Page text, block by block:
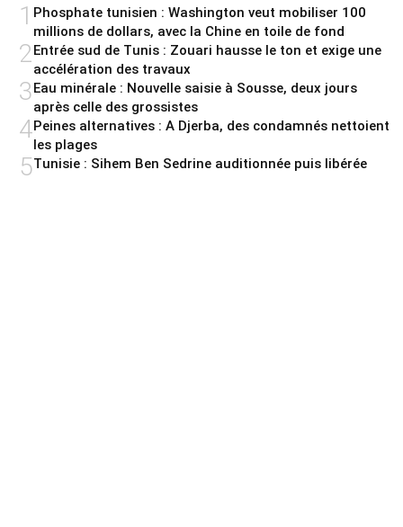
1 Phosphate tunisien : Washington veut mobiliser 100
millions de dollars, avec la Chine en toile de fond
2 Entrée sud de Tunis : Zouari hausse le ton et exige une
accélération des travaux
3 Eau minérale : Nouvelle saisie à Sousse, deux jours
après celle des grossistes
4Peines alternatives : A Djerba, des condamnés nettoient
les plages
5Tunisie : Sihem Ben Sedrine auditionnée puis libérée